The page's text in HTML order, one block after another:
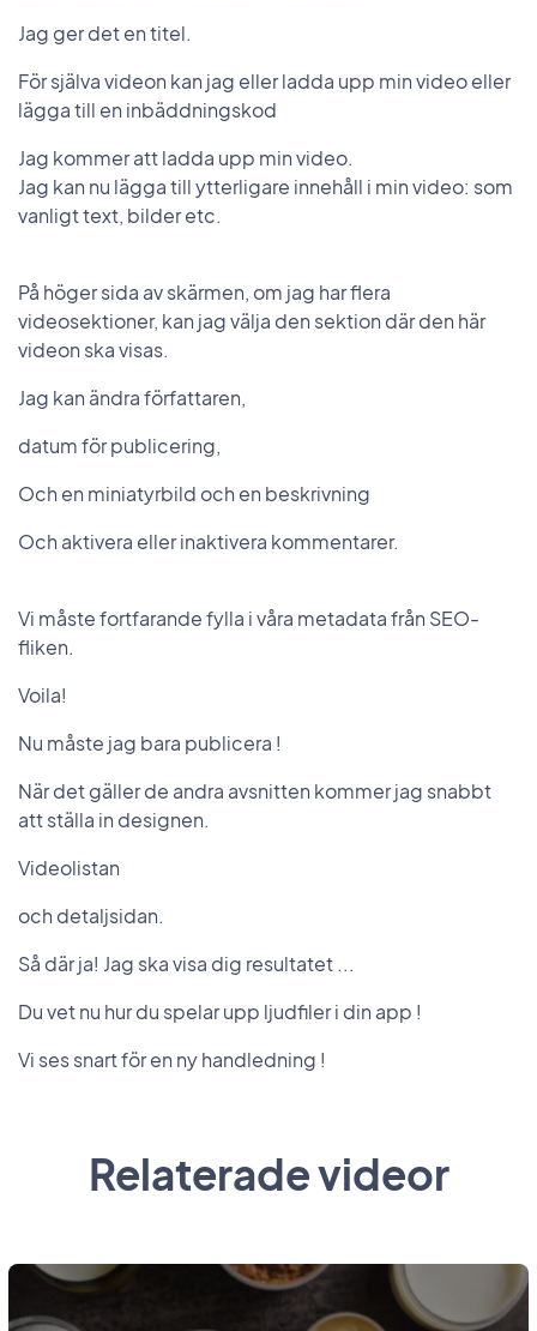
Jag ger det en titel.
För själva videon kan jag eller ladda upp min video eller
lägga till en inbäddningskod
Jag kommer att ladda upp min video.
Jag kan nu lägga till ytterligare innehåll i min video: som
vanligt text, bilder etc.
På höger sida av skärmen, om jag har flera
videosektioner, kan jag välja den sektion där den här
videon ska visas.
Jag kan ändra författaren,
datum för publicering,
Och en miniatyrbild och en beskrivning
Och aktivera eller inaktivera kommentarer.
Vi måste fortfarande fylla i våra metadata från SEO-
fliken.
Voila!
Nu måste jag bara publicera !
När det gäller de andra avsnitten kommer jag snabbt
att ställa in designen.
Videolistan
och detaljsidan.
Så där ja! Jag ska visa dig resultatet ...
Du vet nu hur du spelar upp ljudfiler i din app !
Vi ses snart för en ny handledning !
Relaterade videor